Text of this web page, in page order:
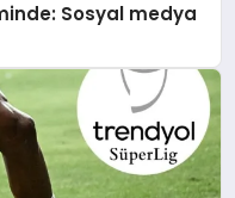
Sosyal medya